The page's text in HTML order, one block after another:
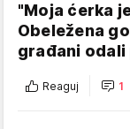
"Moja ćerka
Obeležena
građani
Reaguj 1